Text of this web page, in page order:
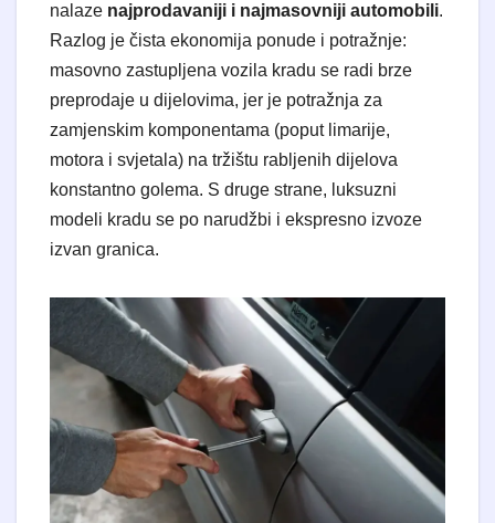
nalaze najprodavaniji i najmasovniji automobili.
Razlog je čista ekonomija ponude i potražnje:
masovno zastupljena vozila kradu se radi brze
preprodaje u dijelovima, jer je potražnja za
zamjenskim komponentama (poput limarije,
motora i svjetala) na tržištu rabljenih dijelova
konstantno golema. S druge strane, luksuzni
modeli kradu se po narudžbi i ekspresno izvoze
izvan granica.